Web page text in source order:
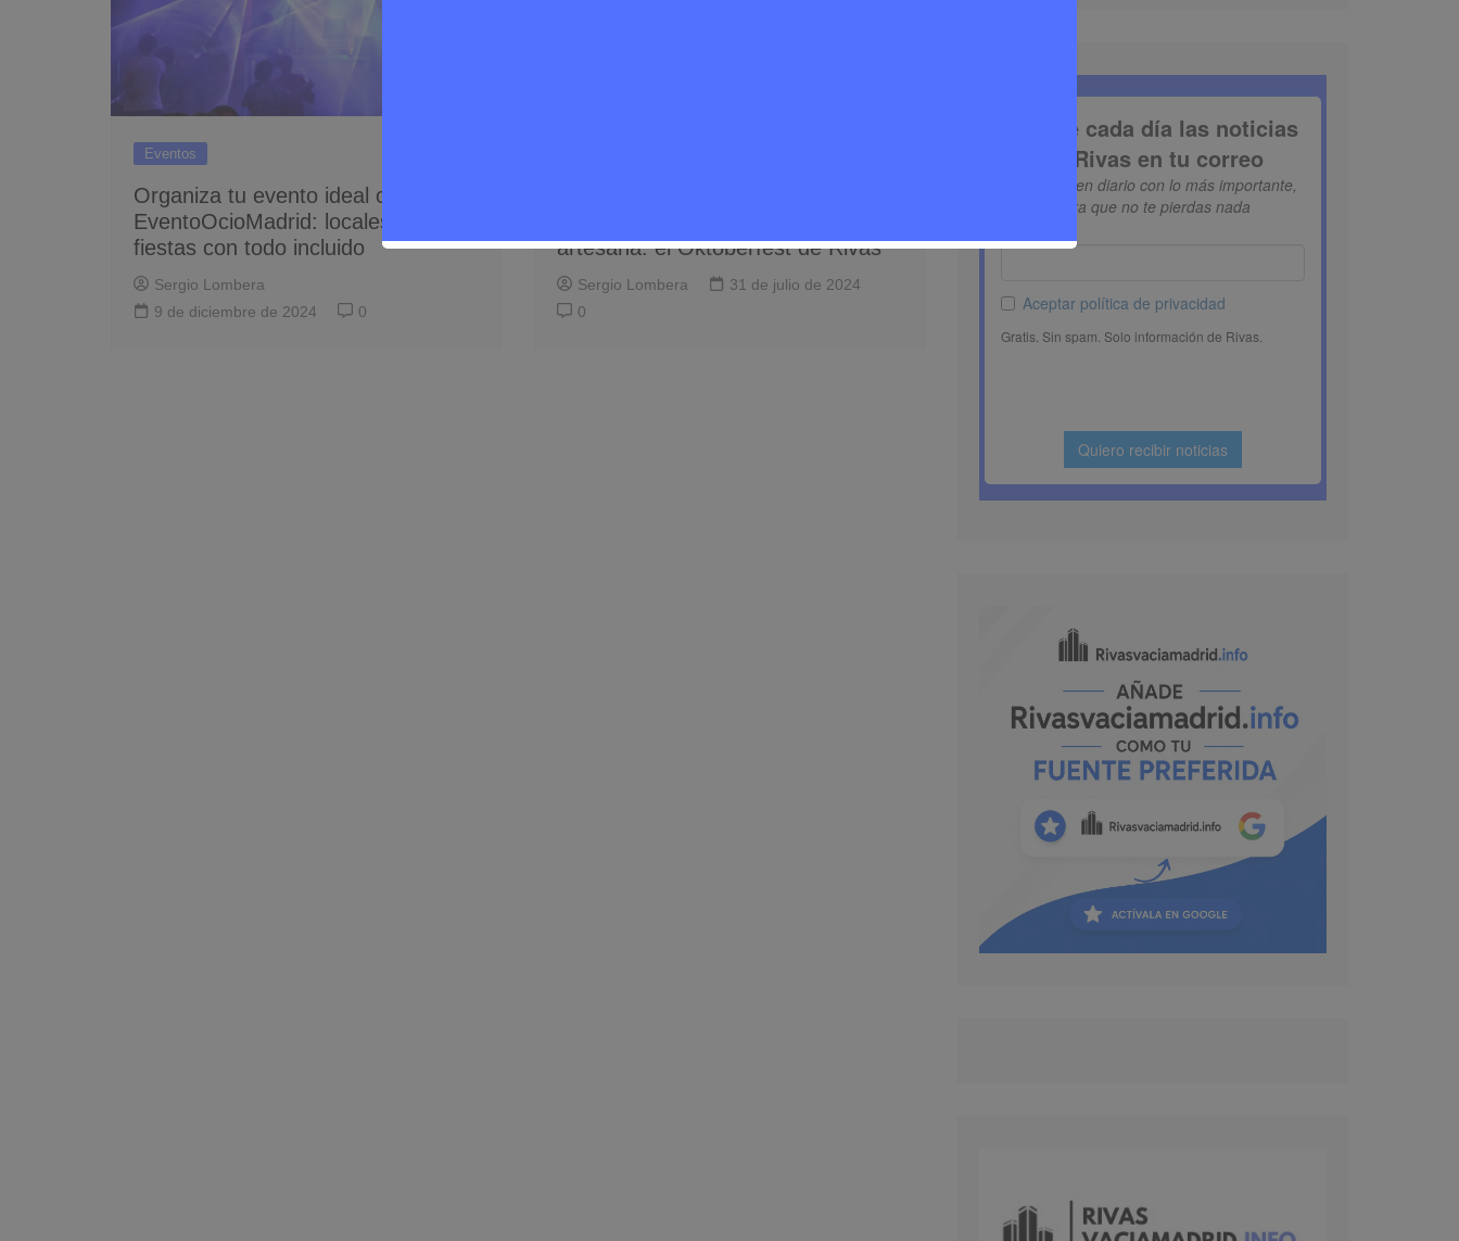
Eventos
Organiza tu evento ideal con
EventoOcioMadrid: locales para
fiestas con todo incluido
Sergio Lombera
9 de diciembre de 2024
0
artesana: el Oktoberfest de Rivas
Sergio Lombera
31 de julio de 2024
0